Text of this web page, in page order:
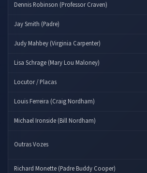
Dennis Robinson (Professor Craven)
Jay Smith (Padre)
Judy Mahbey (Virginia Carpenter)
Lisa Schrage (Mary Lou Maloney)
Locutor / Placas
Louis Ferreira (Craig Nordham)
Michael Ironside (Bill Nordham)
Outras Vozes
Richard Monette (Padre Buddy Cooper)